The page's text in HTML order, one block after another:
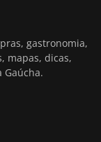
gastronomia,
mapas, dicas,
Gaúcha.